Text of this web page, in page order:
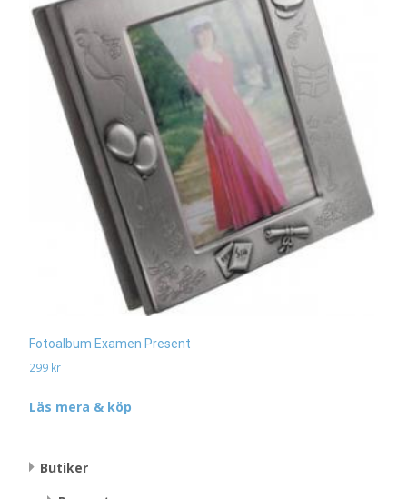
Fotoalbum Examen Present
299 kr
Läs mera & köp
Butiker